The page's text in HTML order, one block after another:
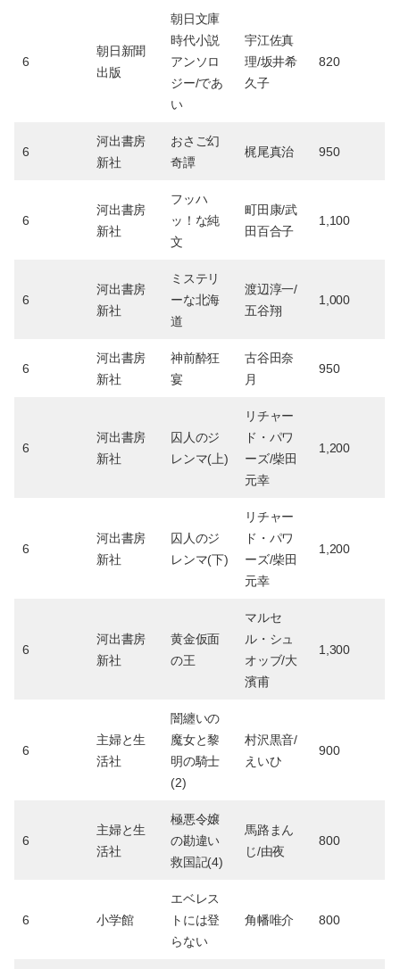
6
朝日新聞
出版
朝日文庫
時代小説
アンソロ
ジー/であ
い
宇江佐真
理/坂井希
久子
820
6
河出書房
新社
おさご幻
奇譚
梶尾真治 950
6
河出書房
新社
フッハ
ッ！な純
文
町田康/武
田百合子
1,100
6
河出書房
新社
ミステリ
ーな北海
道
渡辺淳一/
五谷翔
1,000
6
河出書房
新社
神前酔狂
宴
古谷田奈
月
950
6
河出書房
新社
囚人のジ
レンマ(上)
リチャー
ド・パワ
ーズ/柴田
元幸
1,200
6
河出書房
新社
囚人のジ
レンマ(下)
リチャー
ド・パワ
ーズ/柴田
元幸
1,200
6
河出書房
新社
黄金仮面
の王
マルセ
ル・シュ
オッブ/大
濱甫
1,300
6
主婦と生
活社
闇纏いの
魔女と黎
明の騎士
(2)
村沢黒音/
えいひ
900
6
主婦と生
活社
極悪令嬢
の勘違い
救国記(4)
馬路まん
じ/由夜
800
6 小学館
エベレス
トには登
らない
角幡唯介 800